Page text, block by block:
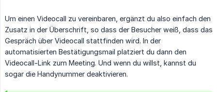
Um einen Videocall zu vereinbaren, ergänzt du also einfach den
Zusatz in der Überschrift, so dass der Besucher weiß, dass das
Gespräch über Videocall stattfinden wird. In der
automatisierten Bestätigungsmail platziert du dann den
Videocall-Link zum Meeting. Und wenn du willst, kannst du
sogar die Handynummer deaktivieren.